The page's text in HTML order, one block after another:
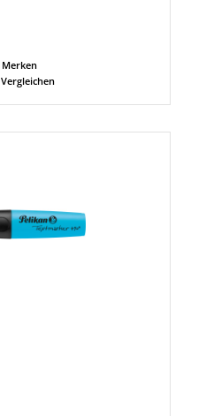
Merken
Vergleichen